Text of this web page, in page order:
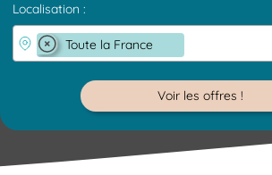
Localisation :
× Toute la France